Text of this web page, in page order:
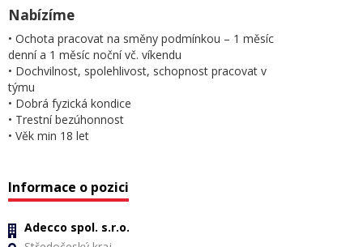
Nabízíme
• Ochota pracovat na směny podmínkou – 1 měsíc
denní a 1 měsíc noční vč. víkendu
• Dochvilnost, spolehlivost, schopnost pracovat v
týmu
• Dobrá fyzická kondice
• Trestní bezúhonnost
• Věk min 18 let
Informace o pozici
Adecco spol. s.r.o.